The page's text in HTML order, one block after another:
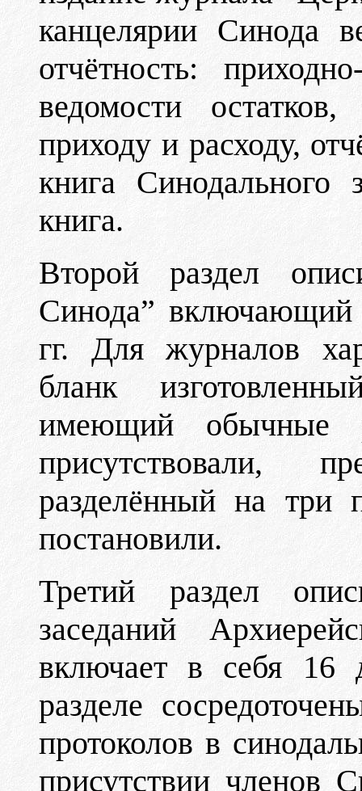
канцелярии Синода
отчётность:
ведомости
приходу и расходу,
книга Синодального
книга.
Второй раздел
Синода” включающий
гг. Для журналов
бланк
имеющий обычные
присутствовали,
разделённый на
постановили.
Третий раздел
заседаний
включает в себя 16
разделе
протоколов в
присутствии членов